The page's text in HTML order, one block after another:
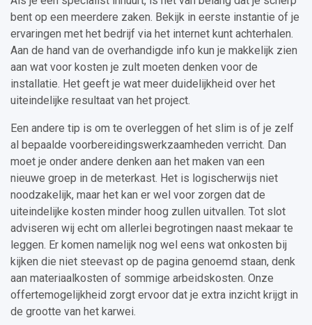
bent op een meerdere zaken. Bekijk in eerste instantie of je
ervaringen met het bedrijf via het internet kunt achterhalen.
Aan de hand van de overhandigde info kun je makkelijk zien
aan wat voor kosten je zult moeten denken voor de
installatie. Het geeft je wat meer duidelijkheid over het
uiteindelijke resultaat van het project.
Een andere tip is om te overleggen of het slim is of je zelf
al bepaalde voorbereidingswerkzaamheden verricht. Dan
moet je onder andere denken aan het maken van een
nieuwe groep in de meterkast. Het is logischerwijs niet
noodzakelijk, maar het kan er wel voor zorgen dat de
uiteindelijke kosten minder hoog zullen uitvallen. Tot slot
adviseren wij echt om allerlei begrotingen naast mekaar te
leggen. Er komen namelijk nog wel eens wat onkosten bij
kijken die niet steevast op de pagina genoemd staan, denk
aan materiaalkosten of sommige arbeidskosten. Onze
offertemogelijkheid zorgt ervoor dat je extra inzicht krijgt in
de grootte van het karwei.